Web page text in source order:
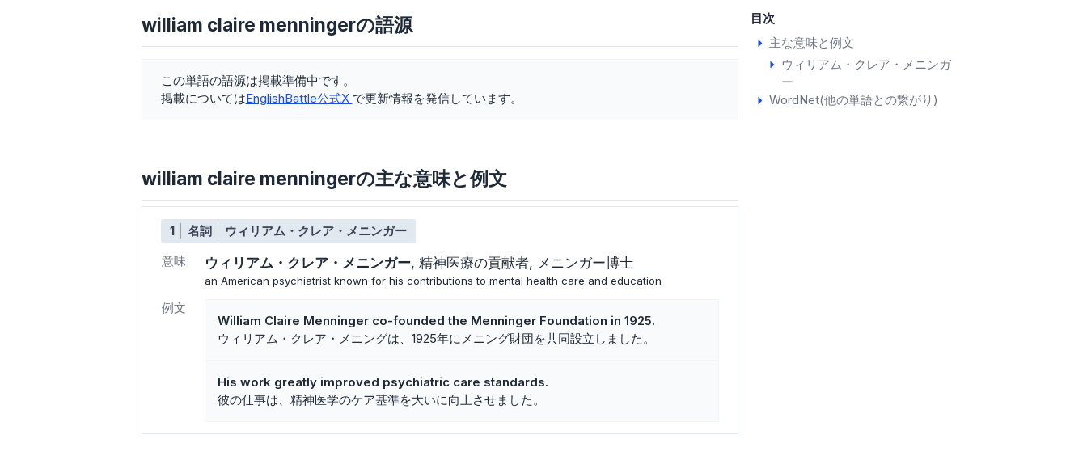
目次
主な意味と例文
ウィリアム・クレア・メニンガ
ー
WordNet(他の単語との繋がり)
william claire menningerの語源
この単語の語源は掲載準備中です。
掲載についてはEnglishBattle公式X で更新情報を発信しています。
william claire menningerの主な意味と例文
1 名詞
ウィリアム・クレア・メニンガー
意味
ウィリアム・クレア・メニンガー 精神医療の貢献者 メニンガー博士
an American psychiatrist known for his contributions to mental health care and education
例文
William Claire Menninger co-founded the Menninger Foundation in 1925.
ウィリアム・クレア・メニングは、1925年にメニング財団を共同設立しました。
His work greatly improved psychiatric care standards.
彼の仕事は、精神医学のケア基準を大いに向上させました。